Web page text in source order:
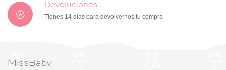
Devoluciones
Tienes 14 días para devolvernos tu compra
MissBaby